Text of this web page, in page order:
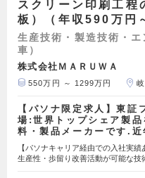
スクリーン印刷工程
板）（年収590万円
生産技術・製造技術・
車）
株式会社ＭＡＲＵＷＡ
550万円 ～ 1299万円
【パソナ限定求人】東証
場:世界トップシェア製品
料・製品メーカーです.
【パソナキャリア経由での入社実
生産性・歩留り改善活動が可能な技